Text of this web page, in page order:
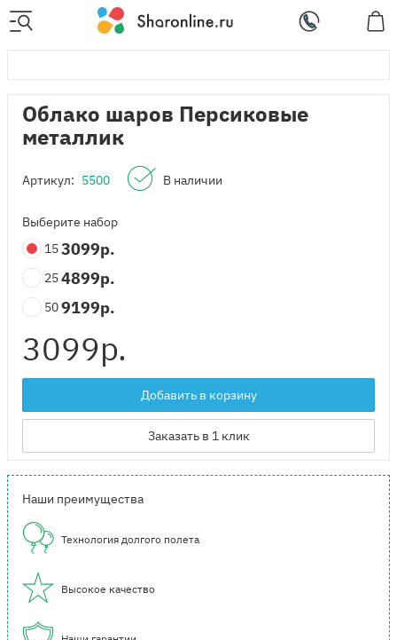
Облако шаров Персиковые
металлик
Артикул: 5500 В наличии
Выберите набор
153099р.
254899р.
509199р.
3099р.
Добавить в корзину
Заказать в 1 клик
Наши преимущества
Технология долгого полета
Высокое качество